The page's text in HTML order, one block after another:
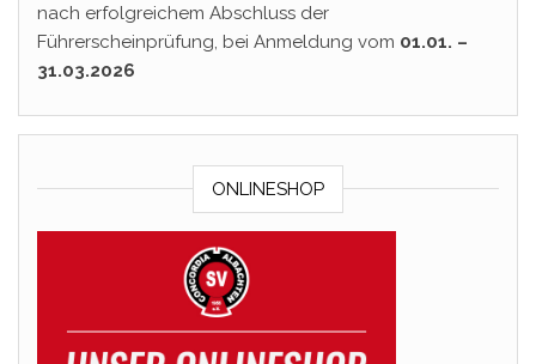
nach erfolgreichem Abschluss der
Führerscheinprüfung, bei Anmeldung vom 01.01. –
31.03.2026
ONLINESHOP